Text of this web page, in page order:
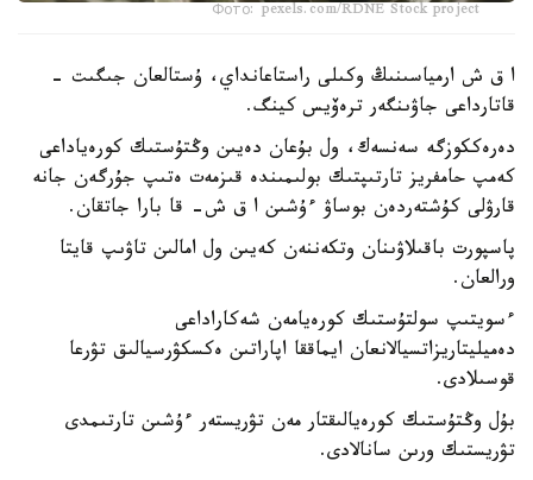
Фото: pexels.com/RDNE Stock project
ا ق ش ارمياسىنىڭ وكىلى راستاعانداي، ۇستالعان جىگىت -
قاتارداعى جاۋىنگەر ترەۆيس كينگ.
دەرەككوزگە سەنسەك، ول بۇعان دەيىن وڭتۇستىك كورەياداعى
كەمپ حامفريز تارتىپتىك بولىمىندە قىزمەت ەتىپ جۇرگەن جانە
قارۋلى كۇشتەردەن بوساۋ ءۇشىن ا ق ش- قا بارا جاتقان.
پاسپورت باقىلاۋىنان وتكەننەن كەيىن ول امالىن تاۋىپ قايتا
ورالعان.
ءسويتىپ سولتۇستىك كورەيامەن شەكاراداعى
دەميليتاريزاتسيالانعان ايماققا اپاراتىن ەكسكۋرسيالىق تۋرعا
قوسىلادى.
بۇل وڭتۇستىك كورەيالىقتار مەن تۋريستەر ءۇشىن تارتىمدى
تۋريستىك ورىن سانالادى.